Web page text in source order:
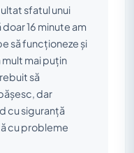
sfatul unui
16 minute am
să funcționeze și
mai puțin
să
dar
cu siguranță
cu probleme